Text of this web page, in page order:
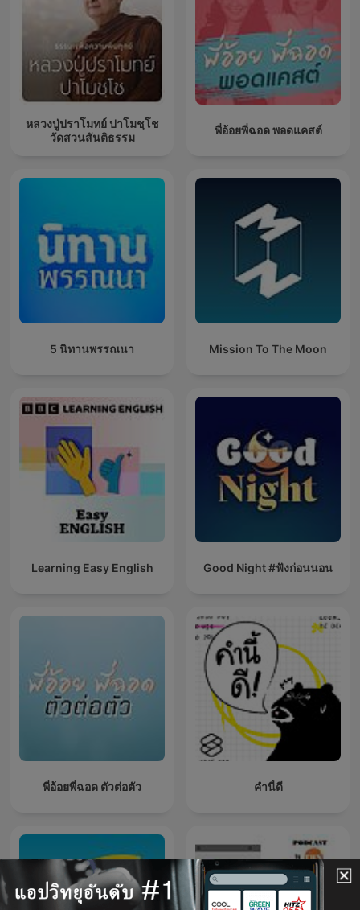
หลวงปู่ปราโมทย์ ปาโมชฺโช
วัดสวนสันติธรรม
พี่อ้อยพี่ฉอด พอดแคสต์
5 นิทานพรรณนา Mission To The Moon
Learning Easy English Good Night #ฟังก่อนนอน
พี่อ้อยพี่ฉอด ตัวต่อตัว คำนี้ดี